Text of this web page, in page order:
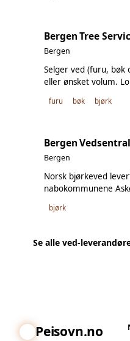
Bergen Tree
Bergen
Selger ved (furu, bøk
eller ønsket volum.
furu bøk bjørk
Bergen Vedsentral
Bergen
Norsk bjørkeved
nabokommunene
kortreist. Velg
bjørk
Se alle ved-
Peisovn.no